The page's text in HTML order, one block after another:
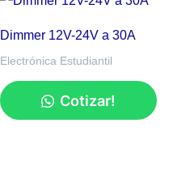
Dimmer 12V-24V a 30A
Electrónica Estudiantil
Cotizar!